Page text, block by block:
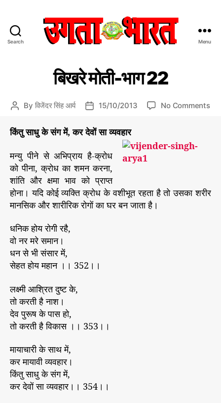
Search
ता
भा
त
दी
मा
चा
र
प
त्र
Menu
e
o
r
e
s
ती
बिखरे मोती-भाग 22
P
s
t
u
t
h
o
r
By विजेंदर सिंह आर्य
P
s
t
d
a
e
15/10/2013 No Commentso
भा
किंतु साधु के संग में, कर देवों सा व्यवहार
मन्यु पीने से अभिप्राय है-क्रोध
को पीना, क्रोध का शमन करना,
शांति और क्षमा भाव को प्राप्त
होना। यदि कोई व्यक्ति क्रोध के वशीभूत रहता है तो उसका शरीर
मानसिक और शारीरिक रोगों का घर बन जाता है।
धनिक होय रोगी रहै,
वो नर मरे समान।
धन से भी संसार में,
सेहत होय महान ।। 352।।
लक्ष्मी आश्रित दुष्ट के,
तो करती है नाश।
देव पुरूष के पास हो,
तो करती है विकास ।। 353।।
मायाचारी के साथ में,
कर मायावी व्यवहार।
किंतु साधु के संग में,
कर देवों सा व्यवहार।। 354।।